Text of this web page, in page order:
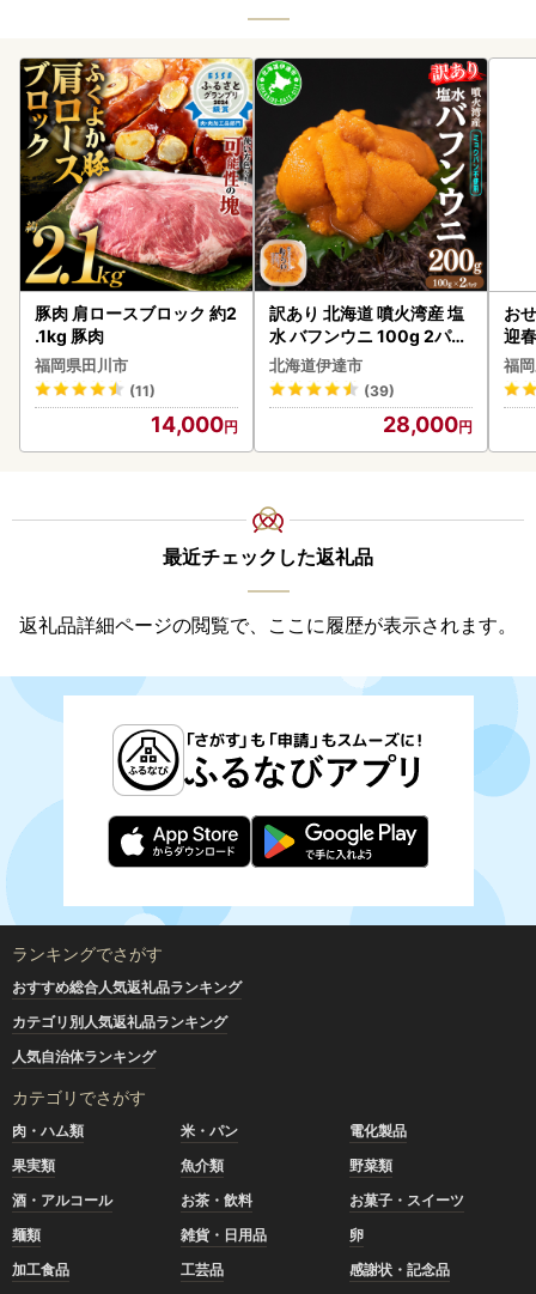
豚肉 肩ロースブロック 約2
.1kg 豚肉
福岡県田川市
(11)
14,000
訳あり 北海道 噴火湾産 塩
水 バフンウニ 100g 2パッ
ク 計200g 《アフター保証
付き》うに ウニ 雲丹 海鮮
海の幸 魚介類 ウニ丼 お寿
司 濃厚 無添加 産地直送 お
取り寄せ 山村水産 送料無
北海道伊達市
(39)
28,000
お
迎
福
最近チェックした返礼品
返礼品詳細ページの閲覧で、ここに履歴が表示されます。
ランキングでさがす
おすすめ総合人気返礼品ランキング
カテゴリ別人気返礼品ランキング
人気自治体ランキング
カテゴリでさがす
肉・ハム類 米・パン
電化製品
果実類
魚介類
野菜類
酒・アルコール
お茶・飲料
お菓子・スイーツ
麺類
雑貨・日用品
卵
加工食品
工芸品
感謝状・記念品